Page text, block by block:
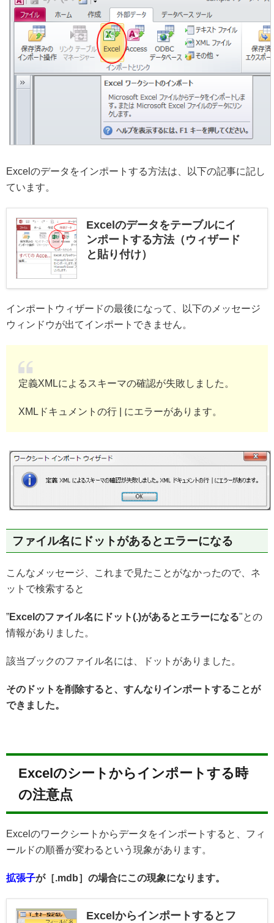
Excelのデータをインポートする方法は、以下の記事に記し
ています。
Excelのデータをテーブルにイ
ンポートする方法（ウィザード
と貼り付け）
インポートウィザードの最後になって、以下のメッセージ
ウィンドウが出てインポートできません。
定義XMLによるスキーマの確認が失敗しました。
XMLドキュメントの行 | にエラーがあります。
ファイル名にドットがあるとエラーになる
こんなメッセージ、これまで見たことがなかったので、ネ
ットで検索すると
”Excelのファイル名にドット(.)があるとエラーになる"との
情報がありました。
該当ブックのファイル名には、ドットがありました。
そのドットを削除すると、すんなりインポートすることが
できました。
Excelのシートからインポートする時
の注意点
Excelのワークシートからデータをインポートすると、フィ
ールドの順番が変わるという現象があります。
拡張子が［.mdb］の場合にこの現象になります。
Excelからインポートするとフ